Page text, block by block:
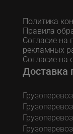
Политика
Правила
Согласие на
рекламных
Согласие на
Доставка